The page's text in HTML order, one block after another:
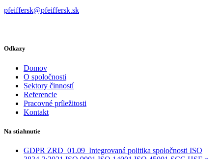
pfeiffersk@pfeiffersk.sk
Odkazy
Domov
O spoločnosti
Sektory činností
Referencie
Pracovné príležitosti
Kontakt
Na stiahnutie
GDPR ZRD_01.09_Integrovaná politika spoločnosti ISO